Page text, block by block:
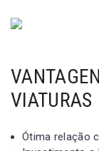
VIATURAS
Ótima relação